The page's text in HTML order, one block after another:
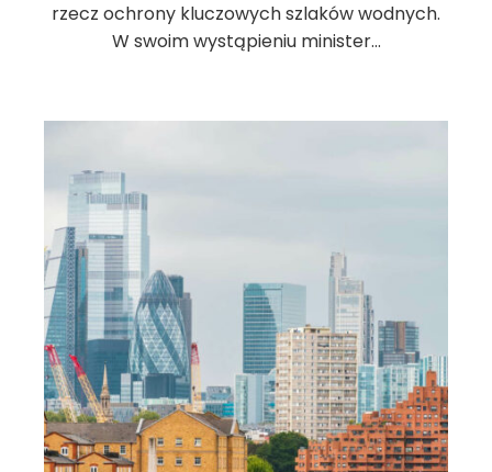
rzecz ochrony kluczowych szlaków wodnych.
W swoim wystąpieniu minister…